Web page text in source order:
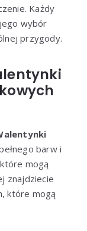
Każdy
wybór
przygody.
barw i
mogą
znajdziecie
które mogą